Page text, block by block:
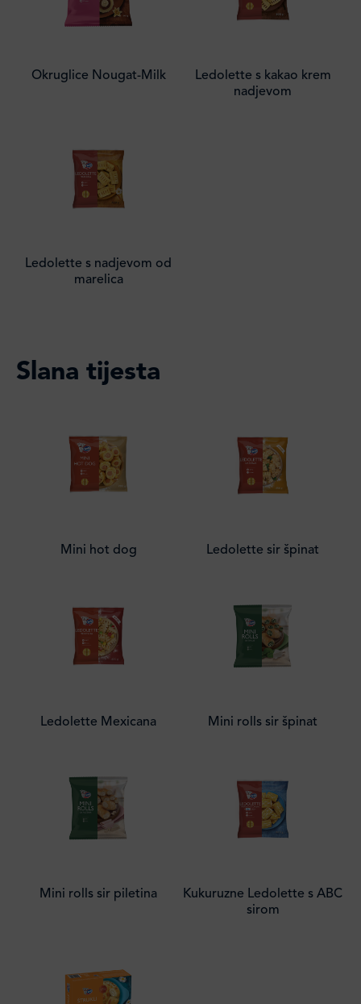
Okruglice Nougat-Milk
Ledolette s kakao krem
nadjevom
Ledolette s nadjevom od
marelica
Slana tijesta
Mini hot dog Ledolette sir špinat
Ledolette Mexicana Mini rolls sir špinat
Mini rolls sir piletina
Kukuruzne Ledolette s ABC
sirom